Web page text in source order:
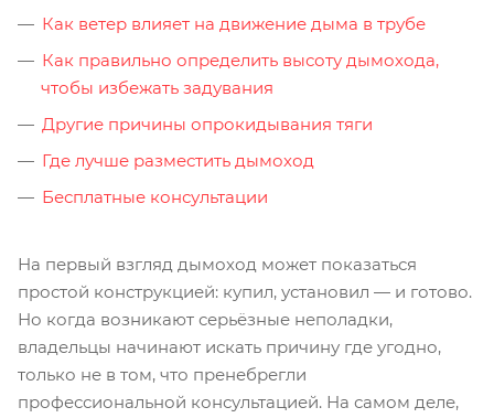
Как ветер влияет на движение дыма в трубе
Как правильно определить высоту дымохода,
чтобы избежать задувания
Другие причины опрокидывания тяги
Где лучше разместить дымоход
Бесплатные консультации
На первый взгляд дымоход может показаться
простой конструкцией: купил, установил — и готово.
Но когда возникают серьёзные неполадки,
владельцы начинают искать причину где угодно,
только не в том, что пренебрегли
профессиональной консультацией. На самом деле,